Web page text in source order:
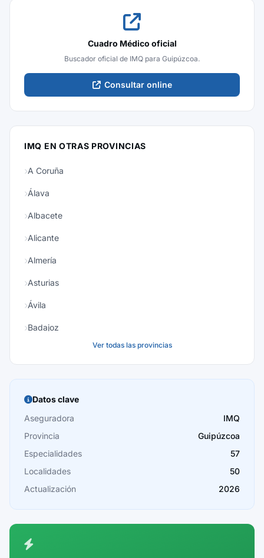
Cuadro Médico oficial
Buscador oficial de IMQ para Guipúzcoa.
Consultar online
IMQ EN OTRAS PROVINCIAS
A Coruña
Álava
Albacete
Alicante
Almería
Asturias
Ávila
Badajoz
Burgos
Cáceres
Cádiz
Cantabria
Castellón
Córdoba
Ver todas las provincias
Datos clave
Aseguradora
IMQ
Provincia
Guipúzcoa
Especialidades
57
Localidades
50
Actualización
2026